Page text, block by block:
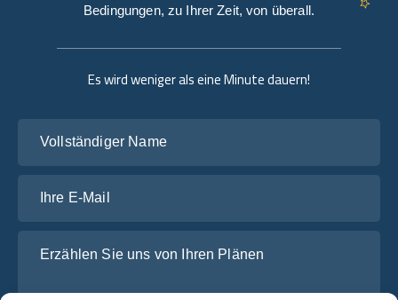
Es wird weniger als eine Minute dauern!
Bedingungen, zu Ihrer Zeit, von überall.